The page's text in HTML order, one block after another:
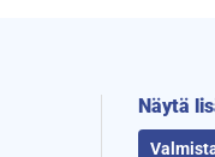
Näytä